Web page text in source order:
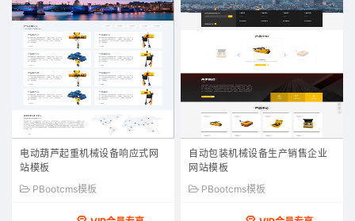
电动葫芦起重机械设备响应式网
站模板
PBootcms模板
自动包装机械设备生产销售企业
网站模板
PBootcms模板